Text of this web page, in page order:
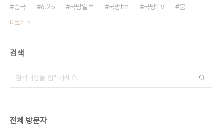
중국
6.25 국방일보 국방fm 국방TV 붐
더보기
검색
전체 방문자